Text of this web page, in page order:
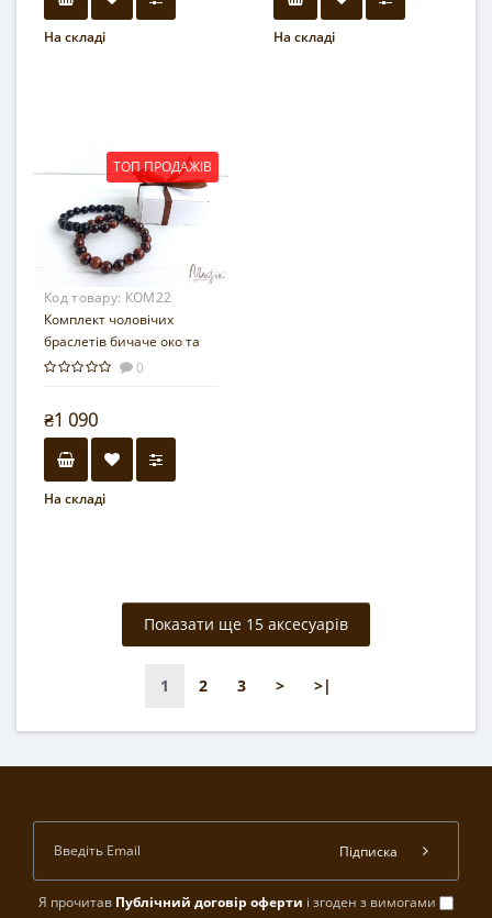
На складі На складі
ТОП ПРОДАЖІВ
Код товару: КОМ22
Комплект чоловічих
браслетів бичаче око та
шунгіт
0
₴1 090
На складі
Показати ще 15 аксесуарів
1 2 3 > >|
Я прочитав Публічний договір оферти і згоден з вимогами
Підписка